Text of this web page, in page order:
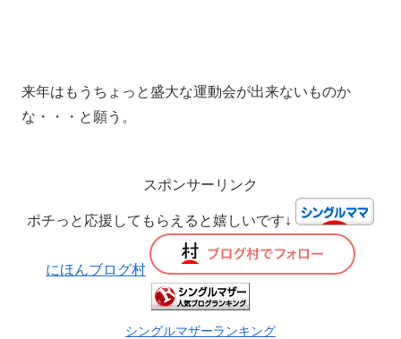
来年はもうちょっと盛大な運動会が出来ないものか
な・・・と願う。
スポンサーリンク
ポチっと応援してもらえると嬉しいです↓
にほんブログ村
シングルマザーランキング